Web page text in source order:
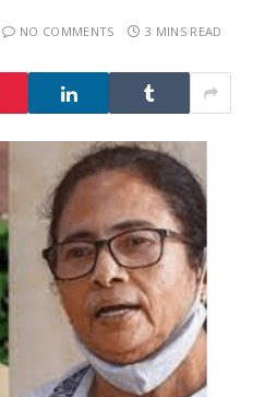
NO COMMENTS 3 MINS READ